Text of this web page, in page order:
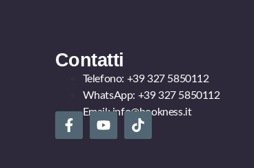
Contatti
Telefono: +39 327 5850112
WhatsApp: +39 327 5850112
Email:info@bookness.it